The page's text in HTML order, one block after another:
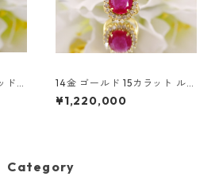
ドゴ
ル
14金 ゴールド 15カラット ルビ
ー & ダイヤモンドリング
¥1,220,000
Category